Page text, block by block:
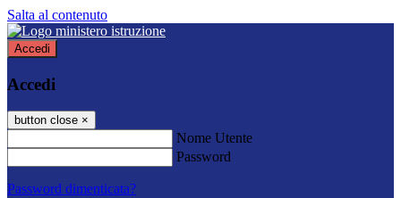
Salta al contenuto
Accedi
Accedi
button close ×
Nome Utente
Password
Password dimenticata?